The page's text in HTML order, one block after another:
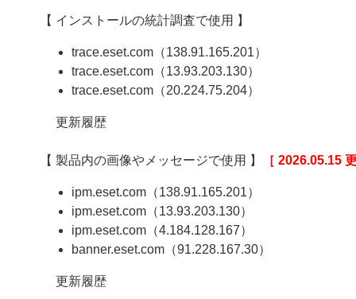
【 インストールの統計調査で使用 】
trace.eset.com（138.91.165.201）
trace.eset.com（13.93.203.130）
trace.eset.com（20.224.75.204）
更新履歴
【 製品内の画像やメッセージで使用 】 ［ 2026.05.15
ipm.eset.com（138.91.165.201）
ipm.eset.com（13.93.203.130）
ipm.eset.com（4.184.128.167）
banner.eset.com（91.228.167.30）
更新履歴